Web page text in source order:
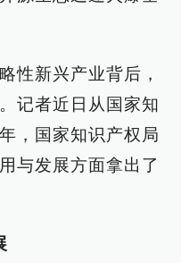
性新兴产业背后，
记者近日从国家知
，国家知识产权局
与发展方面拿出了